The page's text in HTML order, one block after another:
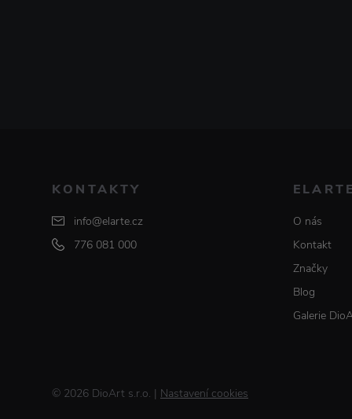
KONTAKTY
info@elarte.cz
776 081 000
O nás
Kontakt
Značky
Blog
Galerie
© 2026 DioArt s.r.o. | Nastavení cookies